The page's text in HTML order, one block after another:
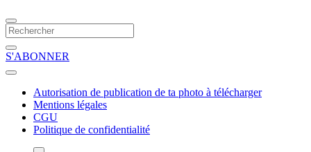
S'ABONNER
Autorisation de publication de ta photo à télécharger
Mentions légales
CGU
Politique de confidentialité